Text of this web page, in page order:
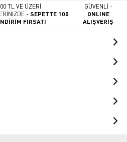
TL VE ÜZERİ
-SEPETTE 100
FIRSATI
GÜVENLİ -
ONLINE
ALIŞVERİŞ